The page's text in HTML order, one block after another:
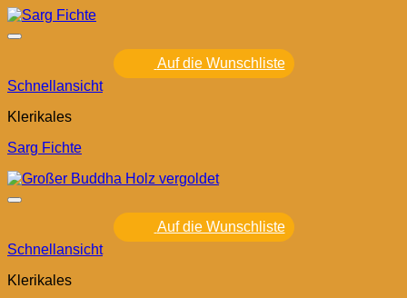
Auf die Wunschliste
Schnellansicht
Klerikales
Sarg Fichte
Auf die Wunschliste
Schnellansicht
Klerikales